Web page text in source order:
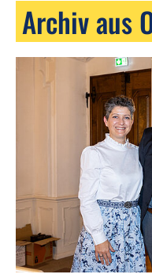
Archiv aus